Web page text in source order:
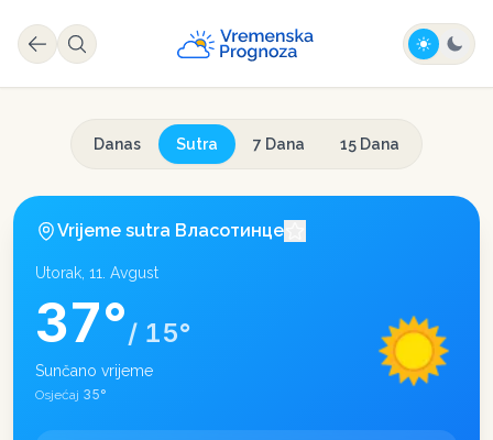
Danas Sutra 7 Dana 15 Dana
Vrijeme sutra Власотинце
Utorak, 11. Avgust
37°/ 15°
Sunčano vrijeme
Osjećaj 35°